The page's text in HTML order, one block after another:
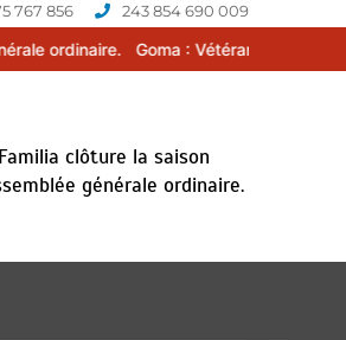
767 856 243 854 690 009
Cup 2026 -2027, une compétition de
clôture la saison
générale ordinaire.
RDC : une perle, un talent